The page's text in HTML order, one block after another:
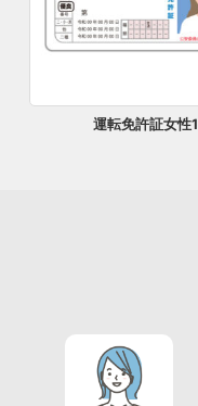
運転免許証女性1